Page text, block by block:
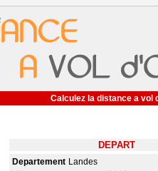
Calculez la distance a vol
DEPART
Departement Landes